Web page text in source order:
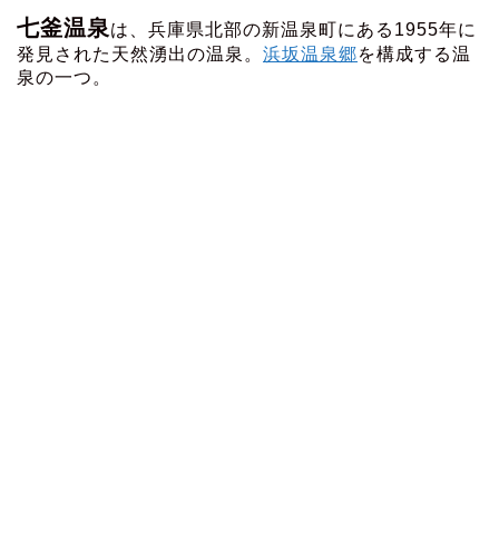
七釜温泉は、兵庫県北部の新温泉町にある1955年に
発見された天然湧出の温泉。 浜坂温泉郷を構成する温
泉の一つ。